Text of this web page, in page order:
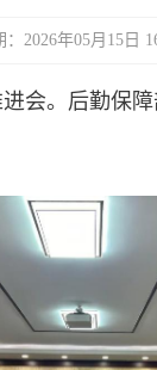
2026年05月15日
会。后勤保